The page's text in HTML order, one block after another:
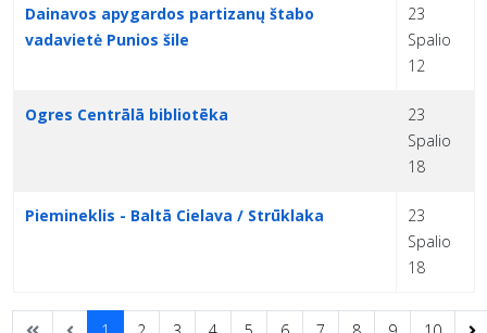
Dainavos apygardos partizanų štabo
vadavietė Punios šile
23
Spalio
12
Ogres Centrālā bibliotēka
23
Spalio
18
Piemineklis - Baltā Cielava / Strūklaka
23
Spalio
18